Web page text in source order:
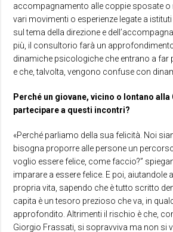
accompagnamento alle coppie sposate o
vari movimenti o esperienze legate a
sul tema della direzione e
più, il consultorio farà un
dinamiche psicologiche che entrano a far
e che, talvolta, vengono confuse con
Perché un giovane, vicino o lontano alla
partecipare a questi incontri?
«Perché parliamo della sua felicità. Noi
bisogna proporre alle persone un
voglio essere felice, come faccio?”
imparare a essere felice. E poi, aiutandole
propria vita, sapendo che è tutto scritto
capita è un tesoro prezioso che va, in
approfondito. Altrimenti il rischio è che,
Giorgio Frassati, si sopravviva ma non si